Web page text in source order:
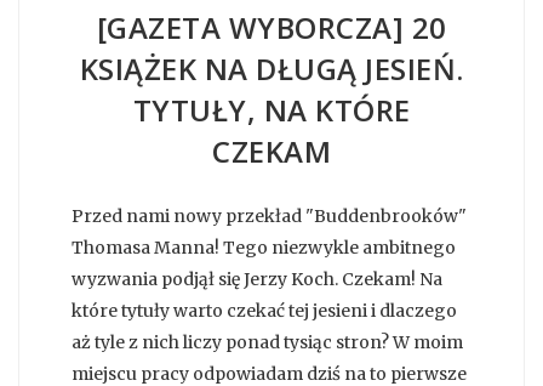
[GAZETA WYBORCZA] 20
KSIĄŻEK NA DŁUGĄ JESIEŃ.
TYTUŁY, NA KTÓRE
CZEKAM
Przed nami nowy przekład "Buddenbrooków"
Thomasa Manna! Tego niezwykle ambitnego
wyzwania podjął się Jerzy Koch. Czekam! Na
które tytuły warto czekać tej jesieni i dlaczego
aż tyle z nich liczy ponad tysiąc stron? W moim
miejscu pracy odpowiadam dziś na to pierwsze